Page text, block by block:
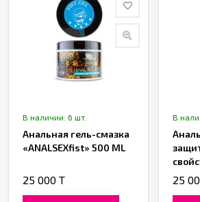
В наличии: 6 шт.
Анальная гель-смазка
«ANALSEXfist» 500 ML
25 000 T
В
25